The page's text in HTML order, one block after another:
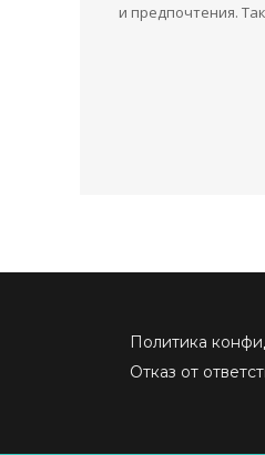
и предпочтения.
Политика
Отказ от